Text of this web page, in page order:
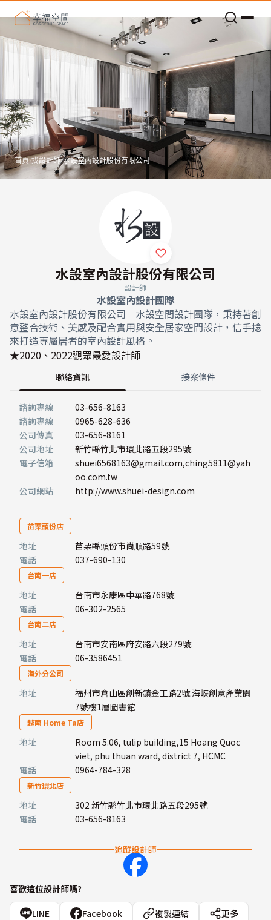
首頁›找設計師›水設室內設計股份有限公司
水設室內設計股份有限公司
設計師
水設室內設計團隊
水設室內設計股份有限公司｜水設空間設計團隊，秉持著創
意整合技術、美感及配合實用與安全居家空間設計，信手捻
來打造專屬居者的室內設計風格。
★2020、 2022觀眾最愛設計師
聯絡資訊 接案條件
諮詢專線
03-656-8163
諮詢專線
0965-628-636
公司傳真
03-656-8161
公司地址
新竹縣竹北市環北路五段295號
電子信箱
shuei6568163@gmail.com,ching5811@yah
oo.com.tw
公司網站
http://www.shuei-design.com
苗栗頭份店
地址
苗栗縣頭份市尚順路59號
電話
037-690-130
台南一店
地址
台南市永康區中華路768號
電話
06-302-2565
台南二店
地址
台南市安南區府安路六段279號
電話
06-3586451
海外分公司
地址
福州市倉山區創新鎮金工路2號 海峽創意產業園
7號樓1層圖書館
越南 Home Ta店
地址
Room 5.06, tulip building,15 Hoang Quoc
viet, phu thuan ward, district 7, HCMC
電話
0964-784-328
新竹環北店
地址
302 新竹縣竹北市環北路五段295號
電話
03-656-8163
追蹤設計師
喜歡這位設計師嗎?
LINE Facebook 複製連結
更多